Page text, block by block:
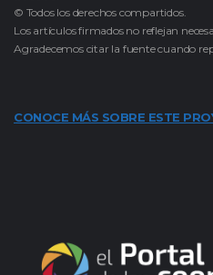
© Todos los derechos compartidos.
Los artículos firmados no reflejan
Agradecemos citar la fuente cuando
CONOCE MÁS SOBRE ESTE